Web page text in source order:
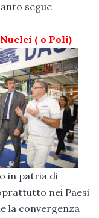
segue
Nuclei ( o Poli)
in patria di
nei Paesi
la convergenza